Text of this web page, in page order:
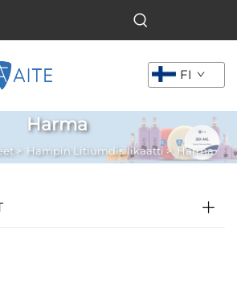
FI
Harma
> Hampin Litiumdisilikaatti > Harma